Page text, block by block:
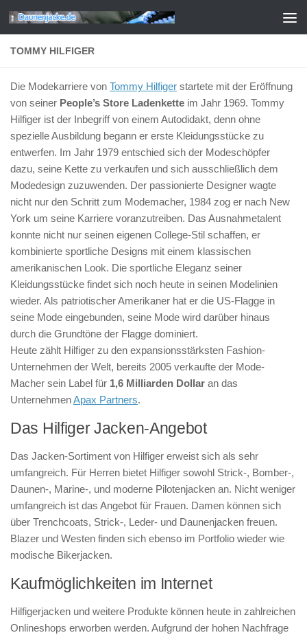
Zum Inhalt springen
TOMMY HILFIGER
Die Modekarriere von Tommy Hilfiger startete mit der Eröffnung
von seiner People’s Store Ladenkette im Jahr 1969. Tommy
Hilfiger ist der Inbegriff von einem Autodidakt, denn ohne
spezielle Ausbildung begann er erste Kleidungsstücke zu
entwerfen. Im Jahr 1979 entschied sich der Modeschöpfer
dazu, seine Kette zu verkaufen und sich ausschließlich dem
Modedesign zuzuwenden. Der passionierte Designer wagte
nicht nur den Schritt zum Modemacher, 1984 zog er nach New
York um seine Karriere voranzutreiben. Das Ausnahmetalent
konnte nicht nur seinen eigenen College-Stil schaffen, er
kombinierte sportliche Designs mit einem klassischen
amerikanischen Look. Die sportliche Eleganz seiner
Kleidungsstücke findet sich noch heute in seinen Modelinien
wieder. Als patriotischer Amerikaner hat er die US-Flagge in
seine Mode eingebunden, seine Mode wird darüber hinaus
durch die Grundtöne der Flagge dominiert.
Heute zählt Hilfiger zu den expansionsstärksten Fashion-
Unternehmen der Welt, bereits 2005 verkaufte der Mode-
Macher sein Label für 1,6 Milliarden Dollar an das
UnternehmenApax Partners.
Das Hilfiger Jacken-Angebot
Das Jacken-Sortiment von Hilfiger erweist sich als sehr
umfangreich. Für Herren bietet Hilfiger sowohl Strick-, Bomber-,
Daunen-, Marine-, und moderne Pilotenjacken an. Nicht weniger
umfangreich ist das Angebot für Frauen. Damen können sich
über Trenchcoats, Strick-, Leder- und Daunenjacken freuen.
Blazer und Westen finden sich ebenso im Portfolio wieder wie
modische Bikerjacken.
Kaufmöglichkeiten im Internet
Hilfigerjacken und weitere Produkte können heute in zahlreichen
Onlineshops erworben werden. Aufgrund der hohen Nachfrage